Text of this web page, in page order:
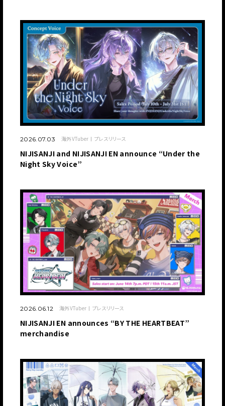
2026.07.03 海外VTuber プレスリリース
NIJISANJI and NIJISANJI EN announce “Under the
Night Sky Voice”
2026.06.12 海外VTuber プレスリリース
NIJISANJI EN announces “BY THE HEARTBEAT”
merchandise